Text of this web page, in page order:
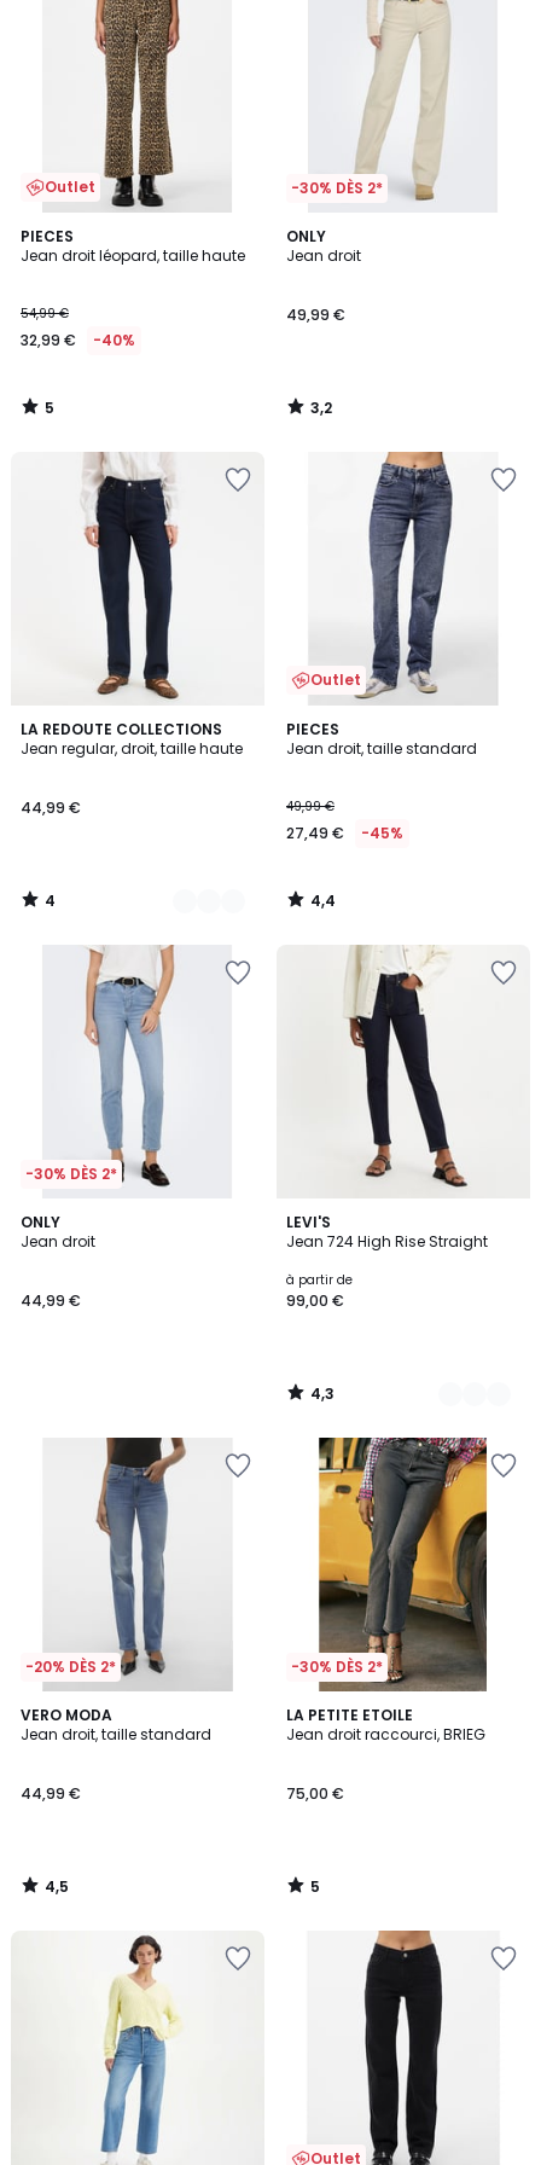
Outlet
PIECES
Jean droit léopard, taille haute
54,99 €
32,99 € -40%
5
/
5
/
-30% DÈS 2*
ONLY
Jean droit
49,99 €
3,2
/ 5
3,2
/
LA REDOUTE COLLECTIONS
Jean regular, droit, taille haute
44,99 €
4
/
2
Couleurs
4
/
Outlet
PIECES
Jean droit, taille standard
49,99 €
27,49 € -45%
4,4
/ 5
4,4
/
-30% DÈS 2*
ONLY
Jean droit
44,99 €
LEVI'S
Jean 724 High Rise Straight
à partir de
99,00 €
4,3
/ 5
4
Couleurs
4,3
/
-20% DÈS 2*
VERO MODA
Jean droit, taille standard
44,99 €
4,5
/ 5
4,5
/
-30% DÈS 2*
LA PETITE ETOILE
Jean droit raccourci, BRIEG
75,00 €
5
/
5
/
Outlet